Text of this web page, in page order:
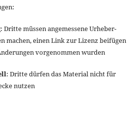
: Dritte müssen angemessene Urheber-
machen, einen Link zur Lizenz beifügen
vorgenommen wurden
: Dritte dürfen das Material nicht für
nutzen